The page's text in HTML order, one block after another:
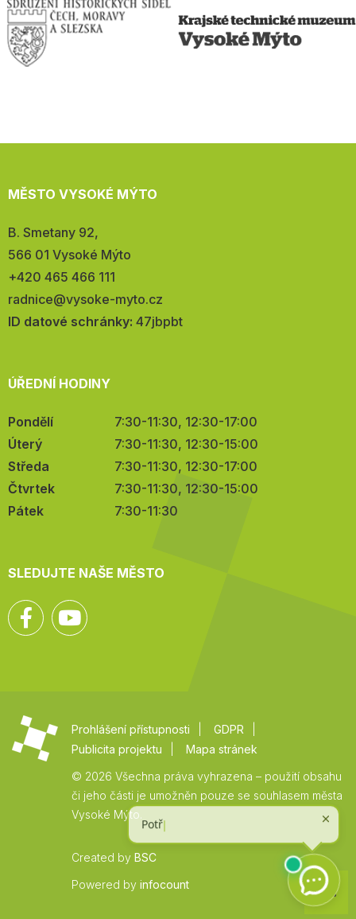
MĚSTO VYSOKÉ MÝTO
Adresa:
B. Smetany 92,
566 01 Vysoké Mýto
Telefon:
+420 465 466 111
E-
mail:
radnice@vysoke-myto.cz
ID datové schránky: 47jbpbt
ÚŘEDNÍ HODINY
Pondělí
7:30-11:30, 12:30-17:00
Úterý
7:30-11:30, 12:30-15:00
Středa
7:30-11:30, 12:30-17:00
Čtvrtek
7:30-11:30, 12:30-15:00
Pátek
7:30-11:30
SLEDUJTE NAŠE MĚSTO
Facebook
Prohlášení přístupnosti
GDPR
Publicita projektu
Mapa stránek
© 2026 Všechna práva vyhrazena – použití obsahu
či jeho části je umožněn pouze se souhlasem města
Vysoké Mýto.
Created by BSC
Powered by infocount
Zpět
na